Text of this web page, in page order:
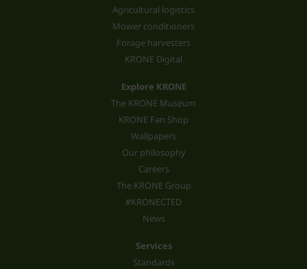
Agricultural logistics
Mower conditioners
Forage harvesters
KRONE Digital
Explore KRONE
The KRONE Museum
KRONE Fan Shop
Wallpapers
Our philosophy
Careers
The KRONE Group
#KRONECTED
News
Services
Standards